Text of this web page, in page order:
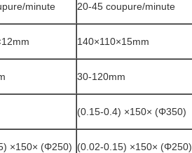
minute 20-45 coupure/minute
140×110×15mm
30-120mm
(0.15-0.4) ×150× (Φ350)
×150× (Φ250) (0.02-0.15) ×150× (Φ250)